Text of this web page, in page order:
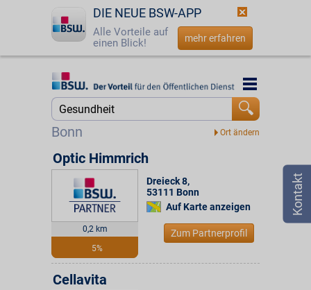
DIE NEUE BSW-APP
Alle Vorteile auf
einen Blick!
mehr erfahren
Startseite
Login
0800 - 279 25 82
Bonn
Startseite
0,2 km
5%
Optic Himmrich
Dreieck 8,
53111 Bonn
Auf Karte anzeigen
Zum Partnerprofil
Cellavita